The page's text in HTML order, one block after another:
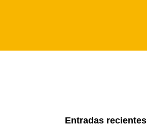
Entradas recientes